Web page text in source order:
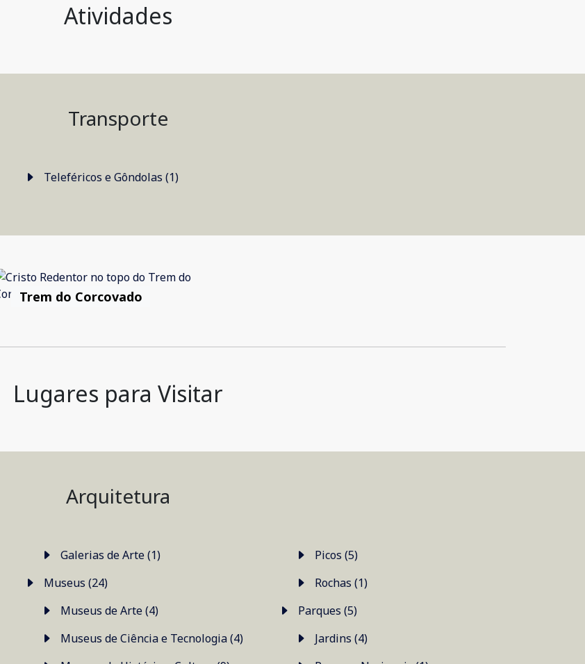
Atividades
Transporte
Teleféricos e Gôndolas (1)
Trem do Corcovado
Lugares para Visitar
Arquitetura
Galerias de Arte (1)
Museus (24)
Museus de Arte (4)
Museus de Ciência e Tecnologia (4)
Picos (5)
Rochas (1)
Parques (5)
Jardins (4)